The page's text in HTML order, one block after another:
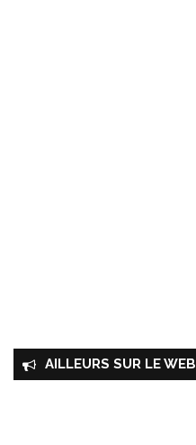
AILLEURS SUR LE WEB